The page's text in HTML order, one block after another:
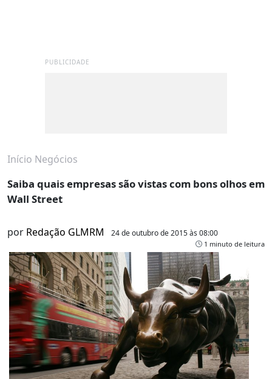
PUBLICIDADE
Início Negócios
Saiba quais empresas são vistas com bons olhos em
Wall Street
por Redação GLMRM 24 de outubro de 2015 às 08:00
1 minuto de leitura